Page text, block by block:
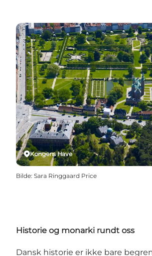
Kongens Have
Bilde: Sara Ringgaard Price
Historie og monarki rundt oss
Dansk historie er ikke bare